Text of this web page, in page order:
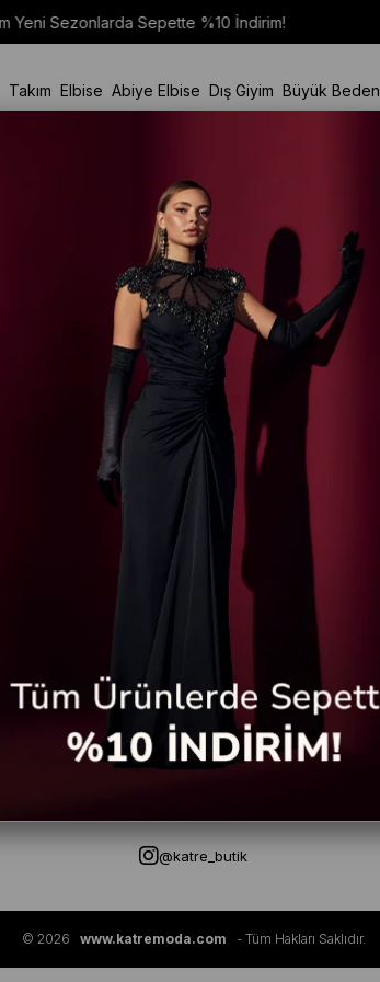
Takım Elbise Abiye Elbise Dış Giyim Büyük Beden
E-Bültene kayıt ol fırsat & indirimleri kaçırma!
@katre_butik
© 2026 www.katremoda.com - Tüm Hakları Saklıdır.